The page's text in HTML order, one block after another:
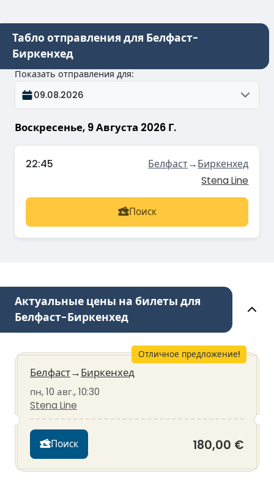
Табло отправления для Белфаст-
Биркенхед
Воскресенье, 9 Августа 2026 Г.
Показать отправления для:
09.08.2026
22:45 Белфаст→Биркенхед
Stena Line
Поиск
Актуальные цены на билеты для
Белфаст-Биркенхед
Отличное предложение!
Белфаст→Биркенхед
пн, 10 авг., 10:30
Stena Line
Поиск 180,00 €